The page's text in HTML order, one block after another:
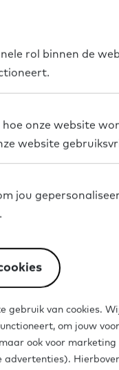
rol binnen de
hoe onze website
website
jou
gebruik van cookies.
om jouw
ook voor marketing